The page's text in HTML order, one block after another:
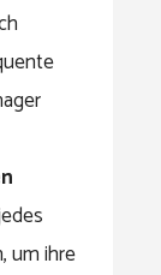
um ihre